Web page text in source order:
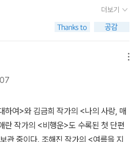
그들은 모두 살아 있었고, 살아 있는 건
자에 의해 다른 이름을 가질 수 있었으
살아 숨 쉬는지였다. - 68- 칼끈이 천
란 감각에 곤은 오히려 정신이 맑아진
말하고 싶었다. 아주머니는 너랑 달라
징그럽거나 무섭거나 최소한 낯설다는
또는 이렇게 말할 수 있었다. 이게 이상
며 물었을 때, 처음부터 숨기고 있던 노
하게, 비록 범속한 위로에 불과하더라
더보기
하여>와 김금희 작가의 <나의 사랑, 매
란 작가의 <비행운>도 수록된 첫 단편
관 중이다. 조해진 작가의 <여름을 지